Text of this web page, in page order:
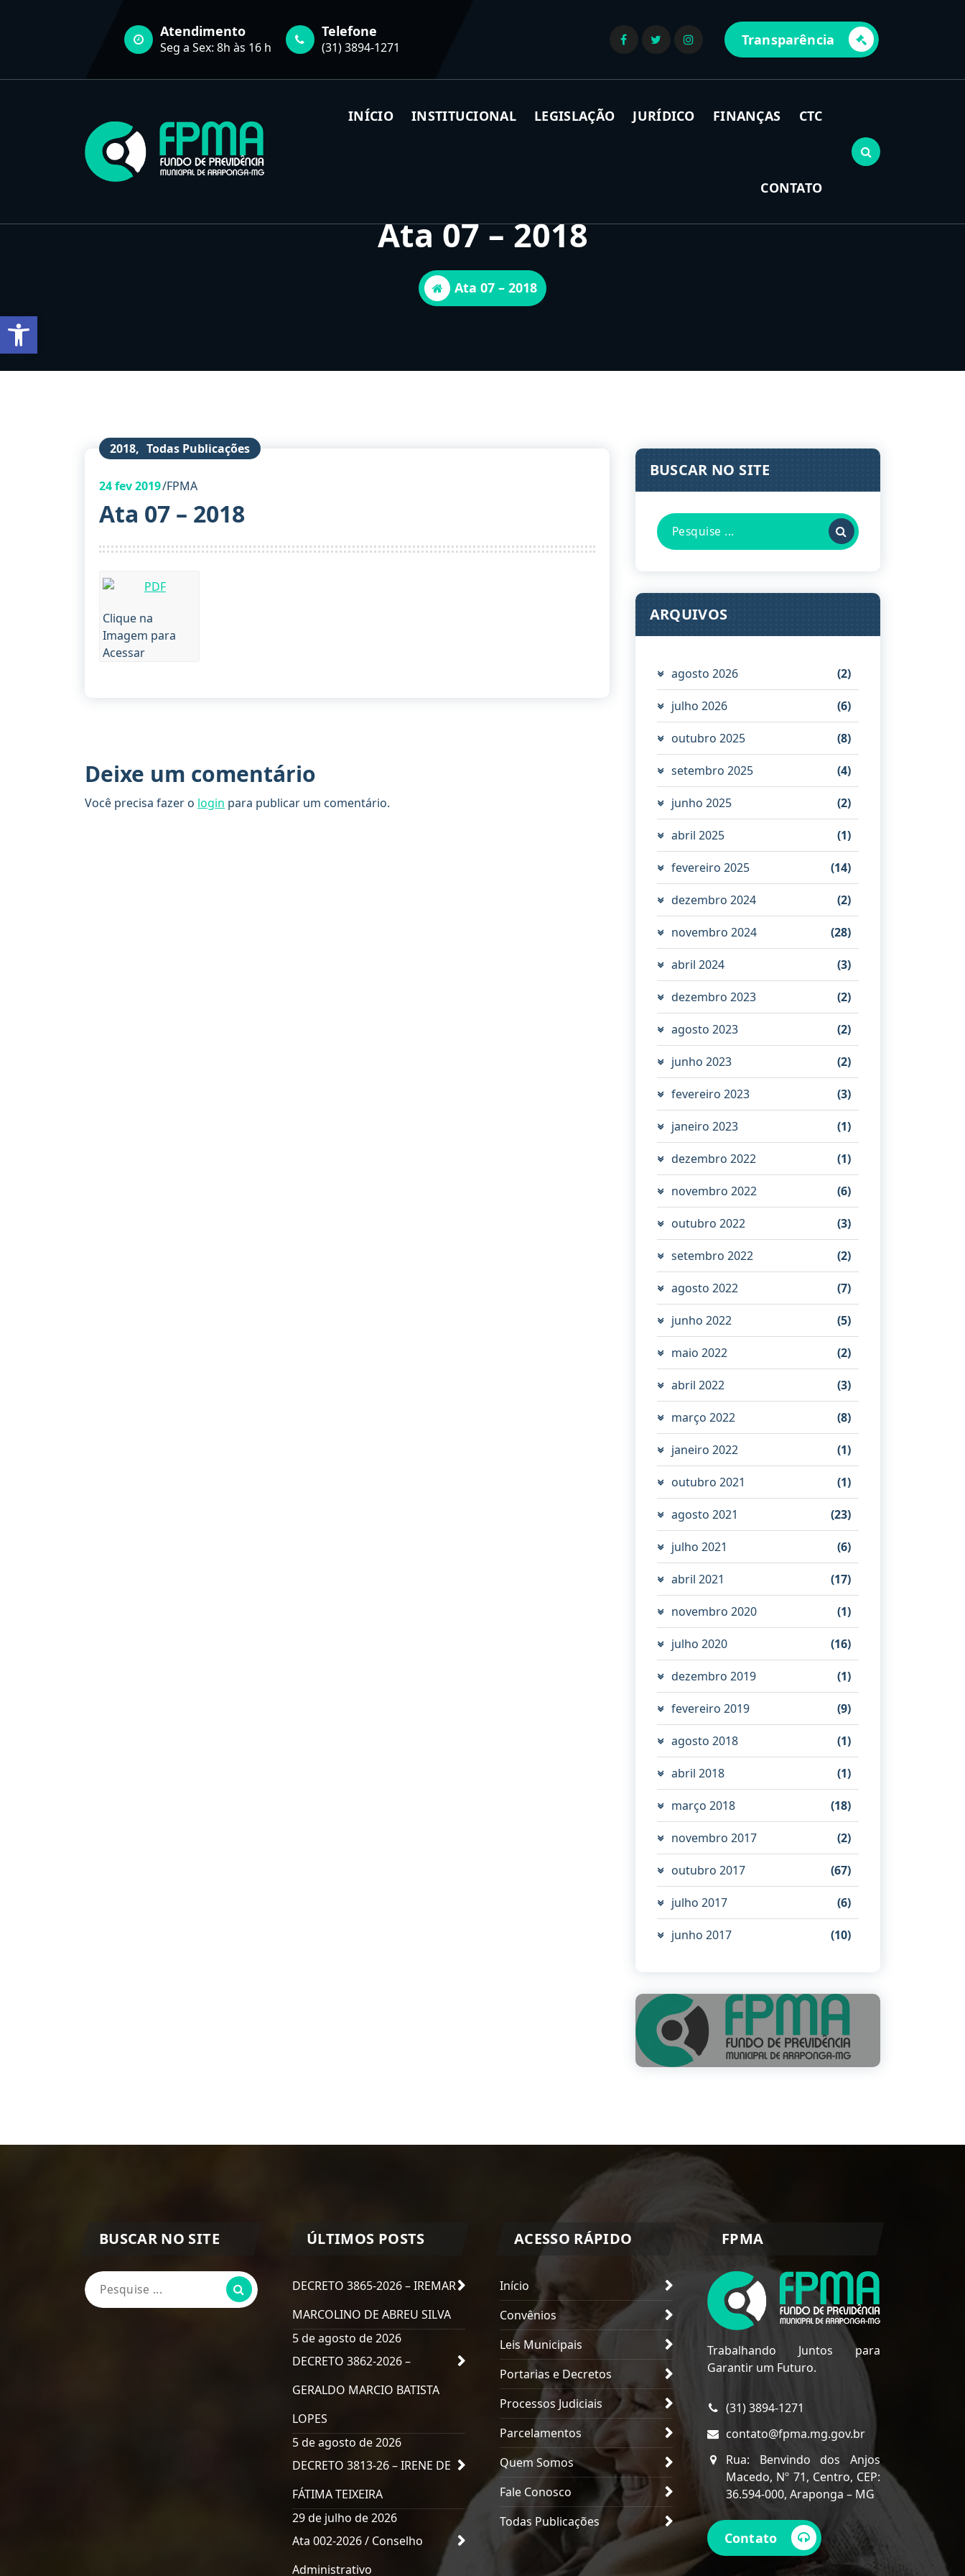
Atendimento
Seg a Sex: 8h às 16 h
Telefone
(31) 3894-1271 Transparência
INÍCIO INSTITUCIONAL LEGISLAÇÃO JURÍDICO FINANÇAS CTC
CONTATO
Ata 07 – 2018
Ata 07 – 2018
2018, Todas Publicações
24fev 2019 FPMA
Ata 07 – 2018
Clique na
Imagem para
Acessar
Deixe um comentário
Você precisa fazer o login para publicar um comentário.
BUSCAR NO SITE
Pesquisa
por:
ARQUIVOS
agosto 2026 (2)
julho 2026 (6)
outubro 2025 (8)
setembro 2025 (4)
junho 2025 (2)
abril 2025 (1)
fevereiro 2025 (14)
dezembro 2024 (2)
novembro 2024 (28)
abril 2024 (3)
dezembro 2023 (2)
agosto 2023 (2)
junho 2023 (2)
fevereiro 2023 (3)
janeiro 2023 (1)
dezembro 2022 (1)
novembro 2022 (6)
outubro 2022 (3)
setembro 2022 (2)
agosto 2022 (7)
junho 2022 (5)
maio 2022 (2)
abril 2022 (3)
março 2022 (8)
janeiro 2022 (1)
outubro 2021 (1)
agosto 2021 (23)
julho 2021 (6)
abril 2021 (17)
novembro 2020 (1)
julho 2020 (16)
dezembro 2019 (1)
fevereiro 2019 (9)
agosto 2018 (1)
abril 2018 (1)
março 2018 (18)
novembro 2017 (2)
outubro 2017 (67)
julho 2017 (6)
junho 2017 (10)
BUSCAR NO SITE
Pesquisa
por:
ÚLTIMOS POSTS
DECRETO 3865-2026 – IREMAR
MARCOLINO DE ABREU SILVA
5 de agosto de 2026
DECRETO 3862-2026 –
GERALDO MARCIO BATISTA
LOPES
5 de agosto de 2026
DECRETO 3813-26 – IRENE DE
FÁTIMA TEIXEIRA
29 de julho de 2026
Ata 002-2026 / Conselho
Administrativo
ACESSO RÁPIDO
Início
Convênios
Leis Municipais
Portarias e Decretos
Processos Judiciais
Parcelamentos
Quem Somos
Fale Conosco
Todas Publicações
FPMA
Trabalhando Juntos para
Garantir um Futuro.
(31) 3894-1271
contato@fpma.mg.gov.br
Rua: Benvindo dos Anjos
Macedo, Nº 71, Centro, CEP:
36.594-000, Araponga – MG
Contato
Barra de Ferramentas Aberta